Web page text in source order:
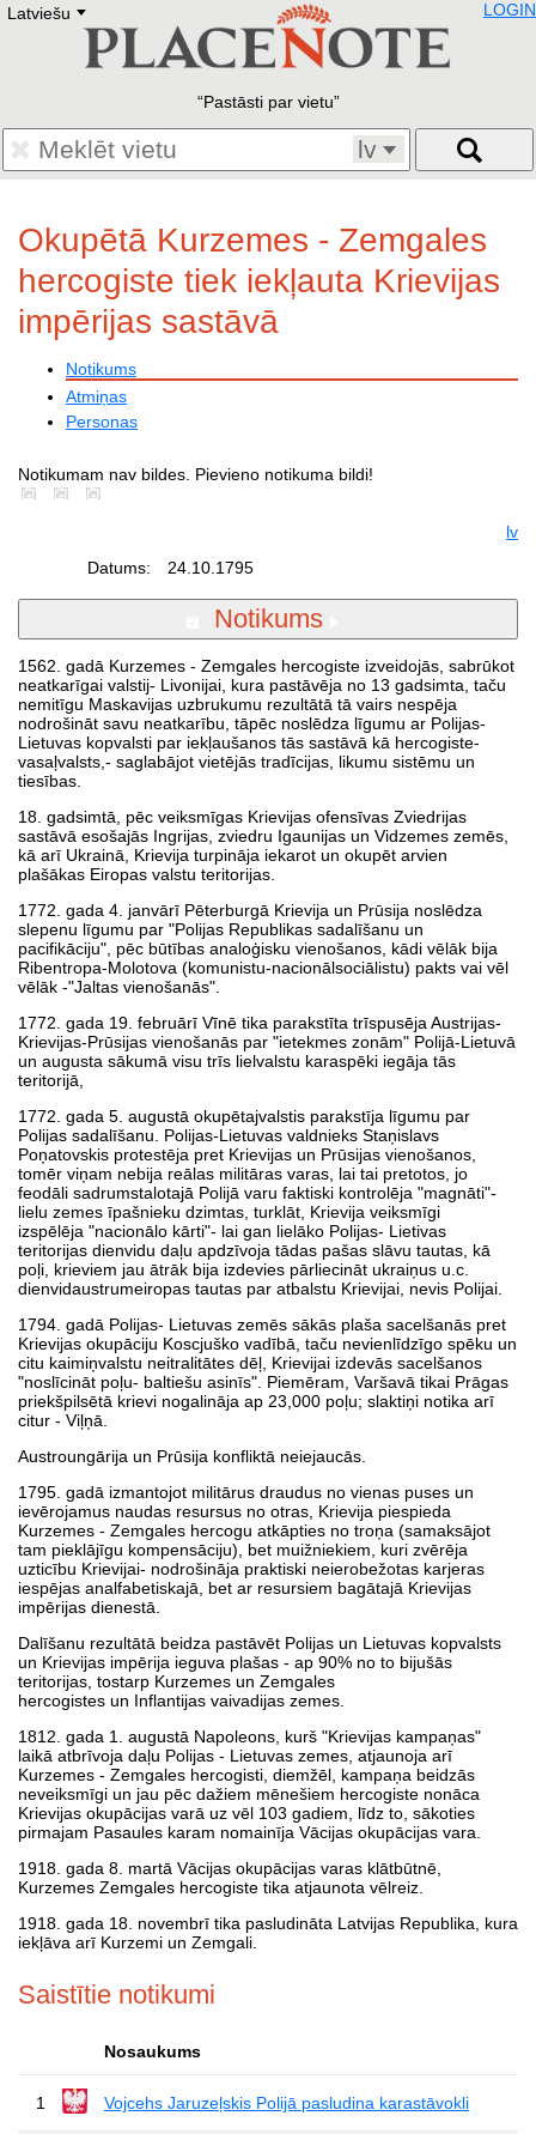
Latviešu E
Deutsch
Francais
Polski
Eestikeelne
LOGIN
Pastāsti par vietu
lv
Okupētā Kurzemes - Zemgales
hercogiste tiek iekļauta Krievijas
impērijas sastāvā
Notikums
Atmiņas
Personas
Notikumam nav bildes. Pievieno notikuma bildi!
lv
Datums:
24.10.1795
Notikums
1562. gadā Kurzemes - Zemgales hercogiste izveidojās, sabrūkot
neatkarīgai valstij- Livonijai, kura pastāvēja no 13 gadsimta, taču
nemitīgu Maskavijas uzbrukumu rezultātā tā vairs nespēja
nodrošināt savu neatkarību, tāpēc noslēdza līgumu ar Polijas-
Lietuvas kopvalsti par iekļaušanos tās sastāvā kā hercogiste-
vasaļvalsts,- saglabājot vietējās tradīcijas, likumu sistēmu un
tiesības.
18. gadsimtā, pēc veiksmīgas Krievijas ofensīvas Zviedrijas
sastāvā esošajās Ingrijas, zviedru Igaunijas un Vidzemes zemēs,
kā arī Ukrainā, Krievija turpināja iekarot un okupēt arvien
plašākas Eiropas valstu teritorijas.
1772. gada 4. janvārī Pēterburgā Krievija un Prūsija noslēdza
slepenu līgumu par "Polijas Republikas sadalīšanu un
pacifikāciju", pēc būtības analoģisku vienošanos, kādi vēlāk bija
Ribentropa-Molotova (komunistu-nacionālsociālistu) pakts vai vēl
vēlāk -"Jaltas vienošanās".
1772. gada 19. februārī Vīnē tika parakstīta trīspusēja Austrijas-
Krievijas-Prūsijas vienošanās par "ietekmes zonām" Polijā-Lietuvā
un augusta sākumā visu trīs lielvalstu karaspēki iegāja tās
teritorijā,
1772. gada 5. augustā okupētajvalstis parakstīja līgumu par
Polijas sadalīšanu. Polijas-Lietuvas valdnieks Staņislavs
Poņatovskis protestēja pret Krievijas un Prūsijas vienošanos,
tomēr viņam nebija reālas militāras varas, lai tai pretotos, jo
feodāli sadrumstalotajā Polijā varu faktiski kontrolēja "magnāti"-
lielu zemes īpašnieku dzimtas, turklāt, Krievija veiksmīgi
izspēlēja "nacionālo kārti"- lai gan lielāko Polijas- Lietivas
teritorijas dienvidu daļu apdzīvoja tādas pašas slāvu tautas, kā
poļi, krieviem jau ātrāk bija izdevies pārliecināt ukraiņus u.c.
dienvidaustrumeiropas tautas par atbalstu Krievijai, nevis Polijai.
1794. gadā Polijas- Lietuvas zemēs sākās plaša sacelšanās pret
Krievijas okupāciju Koscjuško vadībā, taču nevienlīdzīgo spēku un
citu kaimiņvalstu neitralitātes dēļ, Krievijai izdevās sacelšanos
"noslīcināt poļu- baltiešu asinīs". Piemēram, Varšavā tikai Prāgas
priekšpilsētā krievi nogalināja ap 23,000 poļu; slaktiņi notika arī
citur - Viļņā.
Austroungārija un Prūsija konfliktā neiejaucās.
1795. gadā izmantojot militārus draudus no vienas puses un
ievērojamus naudas resursus no otras, Krievija piespieda
Kurzemes - Zemgales hercogu atkāpties no troņa (samaksājot
tam pieklājīgu kompensāciju), bet muižniekiem, kuri zvērēja
uzticību Krievijai- nodrošināja praktiski neierobežotas karjeras
iespējas analfabetiskajā, bet ar resursiem bagātajā Krievijas
impērijas dienestā.
Dalīšanu rezultātā beidza pastāvēt Polijas un Lietuvas kopvalsts
un Krievijas impērija ieguva plašas - ap 90% no to bijušās
teritorijas, tostarp Kurzemes un Zemgales
hercogistes un Inflantijas vaivadijas zemes.
1812. gada 1. augustā Napoleons, kurš "Krievijas kampaņas"
laikā atbrīvoja daļu Polijas - Lietuvas zemes, atjaunoja arī
Kurzemes - Zemgales hercogisti, diemžēl, kampaņa beidzās
neveiksmīgi un jau pēc dažiem mēnešiem hercogiste nonāca
Krievijas okupācijas varā uz vēl 103 gadiem, līdz to, sākoties
pirmajam Pasaules karam nomainīja Vācijas okupācijas vara.
1918. gada 8. martā Vācijas okupācijas varas klātbūtnē,
Kurzemes Zemgales hercogiste tika atjaunota vēlreiz.
1918. gada 18. novembrī tika pasludināta Latvijas Republika, kura
iekļāva arī Kurzemi un Zemgali.
Saistītie notikumi
Nosaukums
1 Vojcehs Jaruzeļskis Polijā pasludina karastāvokli